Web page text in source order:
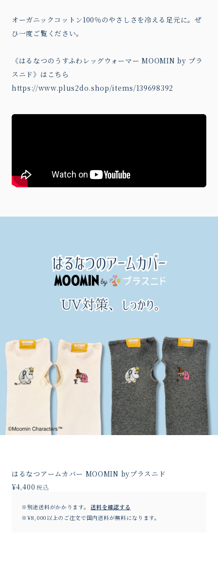
オーガニックコットン100％のやさしさを冷える足元に。ぜ
ひ一度ご覧ください。
《はるなつのうすふわレッグウォーマー MOOMIN by プラ
スニド》はこちら
https://www.plus2do.shop/items/139698392
はるなつアームカバー MOOMIN byプラスニド
¥4,400 税込
※別途送料がかかります。
送料を確認する
※¥8,000以上のご注文で国内送料が無料になります。